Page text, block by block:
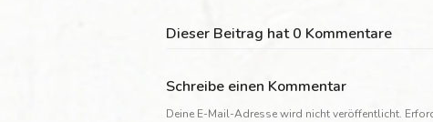
Dieser Beitrag hat 0 Kommentare
Schreibe einen Kommentar
Deine E-Mail-Adresse wird nicht veröffentlicht.